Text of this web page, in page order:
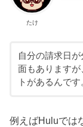
たけ
自分の請求日
面もあります
トがあるんです
例えばHuluでは